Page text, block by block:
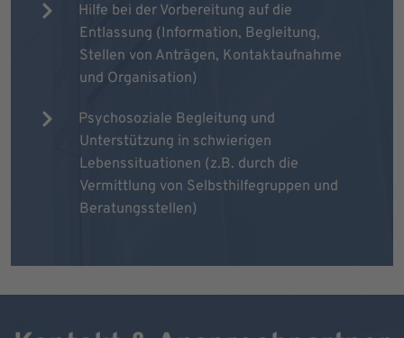
Hilfe bei der Vorbereitung auf die
Entlassung (Information, Begleitung,
Stellen von Anträgen, Kontaktaufnahme
und Organisation)
Psychosoziale Begleitung und
Unterstützung in schwierigen
Lebenssituationen (z.B. durch die
Vermittlung von Selbsthilfegruppen und
Beratungsstellen)